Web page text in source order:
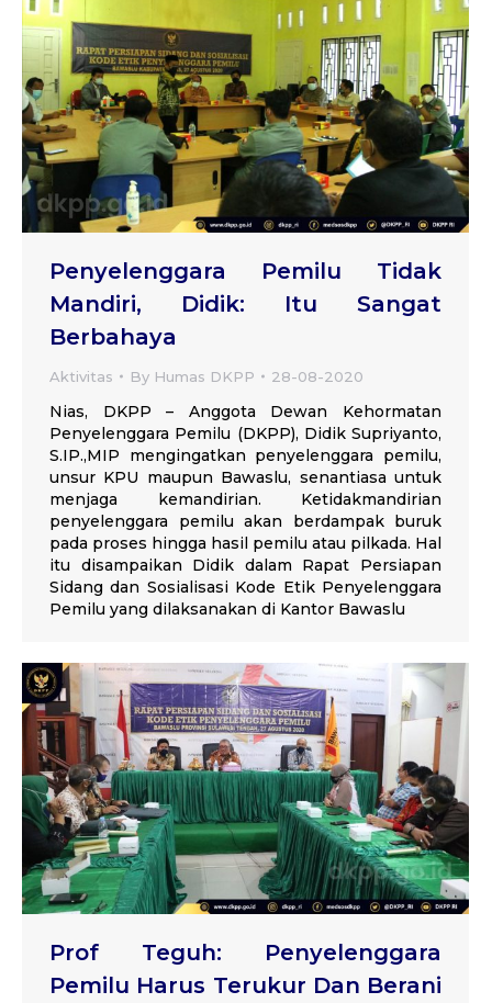
Penyelenggara Pemilu Tidak
Mandiri, Didik: Itu Sangat
Berbahaya
Aktivitas By Humas DKPP 28-08-2020
Nias, DKPP – Anggota Dewan Kehormatan
Penyelenggara Pemilu (DKPP), Didik Supriyanto,
S.IP.,MIP mengingatkan penyelenggara pemilu,
unsur KPU maupun Bawaslu, senantiasa untuk
menjaga kemandirian. Ketidakmandirian
penyelenggara pemilu akan berdampak buruk
pada proses hingga hasil pemilu atau pilkada. Hal
itu disampaikan Didik dalam Rapat Persiapan
Sidang dan Sosialisasi Kode Etik Penyelenggara
Pemilu yang dilaksanakan di Kantor Bawaslu
Prof Teguh: Penyelenggara
Pemilu Harus Terukur Dan Berani